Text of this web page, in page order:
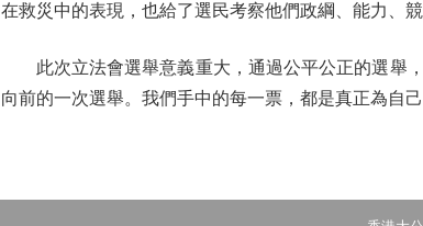
在救災中的表現，也給了選民考察他們政綱、能力、
此次立法會選舉意義重大，通過公平公正的選舉，
向前的一次選舉。我們手中的每一票，都是真正為自